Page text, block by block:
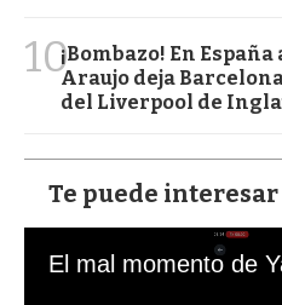
10¡Bombazo! En
Araujo deja
del Liverpool de
Te puede interesar